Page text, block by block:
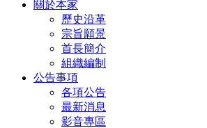
關於本家
歷史沿革
宗旨願景
首長簡介
組織編制
公告事項
各項公告
最新消息
影音專區